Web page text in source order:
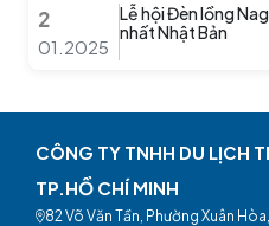
2
01.2025
Lễ hội Đèn lồng
nhất Nhật Bản
CÔNG TY TNHH DU LỊCH
TP.HỒ CHÍ MINH
82 Võ Văn Tần, Phường Xuân